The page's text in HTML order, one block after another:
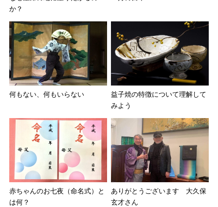
か？
何もない、何もいらない
益子焼の特徴について理解して
みよう
赤ちゃんのお七夜（命名式）と
は何？
ありがとうございます 大久保
玄才さん